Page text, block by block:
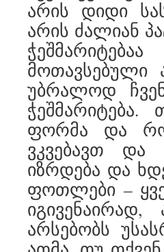
არის დიდი
არის ძალიან
მოთავსებული
უბრალოდ
ფორმა და
ვკვებავთ და
იზრდება და
ფოთლები –
არსებობს